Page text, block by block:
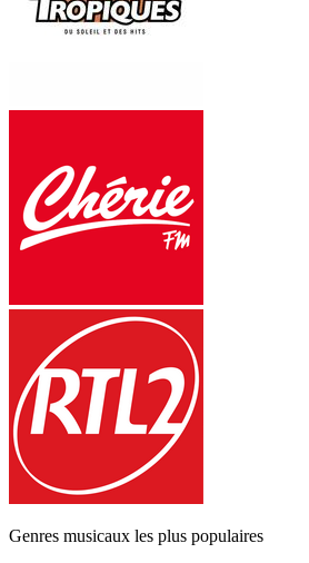
Genres musicaux les plus populaires